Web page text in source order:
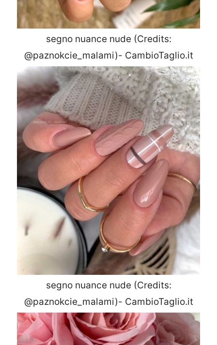
segno nuance nude (Credits:
@paznokcie_malami)- CambioTaglio.it
segno nuance nude (Credits:
@paznokcie_malami)- CambioTaglio.it